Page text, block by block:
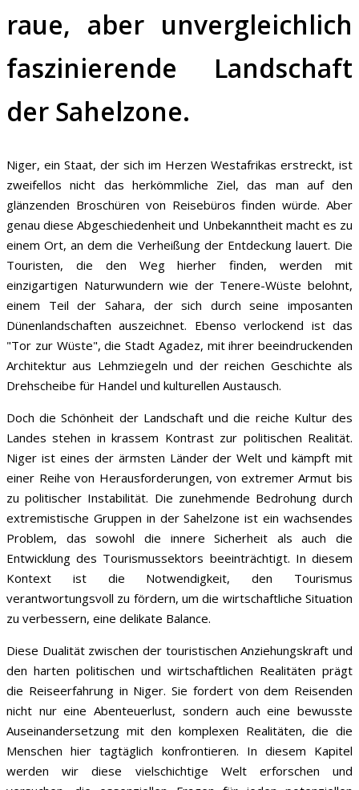
raue, aber unvergleichlich
faszinierende Landschaft
der Sahelzone.
Niger, ein Staat, der sich im Herzen Westafrikas erstreckt, ist
zweifellos nicht das herkömmliche Ziel, das man auf den
glänzenden Broschüren von Reisebüros finden würde. Aber
genau diese Abgeschiedenheit und Unbekanntheit macht es zu
einem Ort, an dem die Verheißung der Entdeckung lauert. Die
Touristen, die den Weg hierher finden, werden mit
einzigartigen Naturwundern wie der Tenere-Wüste belohnt,
einem Teil der Sahara, der sich durch seine imposanten
Dünenlandschaften auszeichnet. Ebenso verlockend ist das
"Tor zur Wüste", die Stadt Agadez, mit ihrer beeindruckenden
Architektur aus Lehmziegeln und der reichen Geschichte als
Drehscheibe für Handel und kulturellen Austausch.
Doch die Schönheit der Landschaft und die reiche Kultur des
Landes stehen in krassem Kontrast zur politischen Realität.
Niger ist eines der ärmsten Länder der Welt und kämpft mit
einer Reihe von Herausforderungen, von extremer Armut bis
zu politischer Instabilität. Die zunehmende Bedrohung durch
extremistische Gruppen in der Sahelzone ist ein wachsendes
Problem, das sowohl die innere Sicherheit als auch die
Entwicklung des Tourismussektors beeinträchtigt. In diesem
Kontext ist die Notwendigkeit, den Tourismus
verantwortungsvoll zu fördern, um die wirtschaftliche Situation
zu verbessern, eine delikate Balance.
Diese Dualität zwischen der touristischen Anziehungskraft und
den harten politischen und wirtschaftlichen Realitäten prägt
die Reiseerfahrung in Niger. Sie fordert von dem Reisenden
nicht nur eine Abenteuerlust, sondern auch eine bewusste
Auseinandersetzung mit den komplexen Realitäten, die die
Menschen hier tagtäglich konfrontieren. In diesem Kapitel
werden wir diese vielschichtige Welt erforschen und